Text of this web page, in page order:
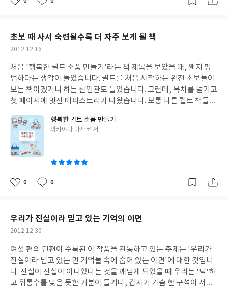
라는 것입니다. 멀리서 오는 빛은 오래된 빛입니다. 지은이는 바로
별로 없는 제가 읽기에는 결코 쉽지 않았습니다. 하지만, 이 책을 다
읽었다는 것이 다음에 읽을 우주와 천문학에 대한 다른 책을 읽는데
도움을 줄 것이라 기대합니다.
무엇인가? 노력으로는 어디까지가 한계일까? 등에 대하여 그 동안
읽고, 공부하고, 개인적으로 경험한 것을 책으로 정리하였습니다.
지은이가 이 책에서 말하고자 하는 핵심은 생각없이 무작정 실행만
하면 실패할 가능성이 높고, 잘못된 방법으로 연습하면 그냥 시간을
허비하는 것이나 다름이 없다고 강조합니다. 그래서, 뇌 과학에 기
반하여 뇌가 즉각적으로 반응하는 연습법이 있음을 밝히고, 이 제대
로 된 연습 방법에 꾸준히 반복적으로 연습하다 보면 자기가 세운 목
제1부 '뇌를 알면 바꿀 수 있다'에서는 먼저 머릿속 신경세포의 특
징을 살펴봅니다. 그리고, 자기 주장의 기본틀이 신경세포 한 개 한
개의 연결 방법에 중점을 둘 것임을 먼저 설명하고, 뇌는 자극과 반
복에 반응한다는 점을 사례와 설명을 통해 강조하고 있습니다. 제2
부는 '뇌가 좋아하는 연습은 따로 있다'입니다. 여기에서는 뇌세포
의 확장성에 대한 이해를 바탕으로 한 올바른 연습방법에 대한 일반
론을 설명하고 있습니다. 작은 목표부터 세우기, 계속 반복하기, 명
제 제대로 된 연습이다'에서는 자신이 개인적으로 경험했던 운동 연
습, 영어 학습, 기억 연습, 생각 연습 등에 대한 구체적 방법을 소개
합니다. 이 책은 자기계발에 대한 책이지만, 뇌신경 의학자인 지은
이의 전공을 살려 뇌를 제대로 알고 그에 맞는 방법대로 학습해야 제
대로 성공한다는 점을 강조하면서, 뇌신경 연결을 확장시킬 수 있는
연습법, 노력들이 머릿속에 새겨지는 방법, 99%의 숨은 재능을 꺼
내는 방법 등을 제안하고 있습니다. 무엇보다도 올바른 목표를 설정
좋
댓
작
초보 때 사서 숙련될수록 더 자주 보게 될 책
작
일
2012.12.16
처음 '행복한 퀼트 소품 만들기'라는 책 제목을 보았을 때, 웬지 평
범하다는 생각이 들었습니다. 퀼트를 처음 시작하는 완전 초보들이
보는 책이겠거니 하는 선입관도 들었습니다. 그런데, 목차를 넘기고
첫 페이지에 멋진 태피스트리가 나왔습니다. 보통 다른 퀼트 책들이
예쁘고 멋져서 따라 해보고 싶지만, 감히 엄두도 내지 못하는 전문
가들의 퀼트 작품 말입니다. 그런데, 지은이는 바로 옆 페이지에 블
럭을 나누어 번호를 붙여 놓았습니다. 놀랍게도 이 책은 전시회에서
나 구경할 수 있는 전문가의 태피스트리를 독자들이 따라 만들 수 있
도록 설명해 놓았습니다. 경험있는 퀼터라면 한 블록씩 만들어 원하
는 크기의 태피스트리를 만들 수 있고, 초보 퀼터라면 한 블록만 응
많이 보지 않았다는 것도 어느 정도 관계가 있습니다) 요즘엔 기본
패치워크와 퀼팅에 다양한 재료와 기법을 같이 사용하고 있다는 것
을 퀼트를 하시는 분들은 아실 것입니다. 잡지나 블로그에서 구경은
했으나, 새로 배우자니 어렵고 책을 사자니 망설여졌는데, 이 책은
그런 요구 또한 만족시켜 줍니다. 헤링본 스티치나 레이지데이지 스
티치로 수를 놓거나 펠트를 이용하는 것부터, 천과 니트로 된 모티
브를 만드는 법까지 소개하고 있기 때문입니다. 게다가 니들 펀치에
행복한 퀼트 소품 만들기
글
와카야마 마사코 저
좋
0
댓
0
작
우리가 진실이라 믿고 있는 기억의 이면
작
일
2012.12.30
여섯 편의 단편이 수록된 이 작품을 관통하고 있는 주제는 '우리가
진실이라 믿고 있는 먼 기억들 속에 숨어 있는 이면'에 대한 것입니
다. 진실이 진실이 아니었다는 것을 깨닫게 되었을 때 우리는 '탁'하
고 뒤통수를 맞은 듯한 기분이 들거나, 갑자기 가슴 한 구석이 서늘